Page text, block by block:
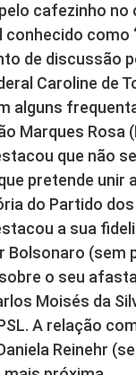
cafezinho no
conhecido como
de discussão
Caroline de
alguns
Marques Rosa
que não
pretende unir
do Partido
a sua
Bolsonaro (sem
o seu
Moisés da
A relação
Reinehr